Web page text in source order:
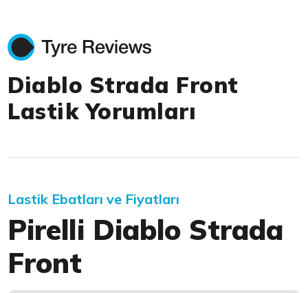
Diablo Strada Front
Lastik Yorumları
Lastik Ebatları ve Fiyatları
Pirelli Diablo Strada
Front